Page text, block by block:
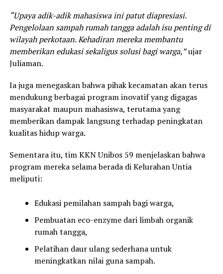
“Upaya adik-adik mahasiswa ini patut diapresiasi.
Pengelolaan sampah rumah tangga adalah isu penting di
wilayah perkotaan. Kehadiran mereka membantu
memberikan edukasi sekaligus solusi bagi warga,”ujar
Juliaman.
Ia juga menegaskan bahwa pihak kecamatan akan terus
mendukung berbagai program inovatif yang digagas
masyarakat maupun mahasiswa, terutama yang
memberikan dampak langsung terhadap peningkatan
kualitas hidup warga.
Sementara itu, tim KKN Unibos 59 menjelaskan bahwa
program mereka selama berada di Kelurahan Untia
meliputi:
Edukasi pemilahan sampah bagi warga,
Pembuatan eco-enzyme dari limbah organik
rumah tangga,
Pelatihan daur ulang sederhana untuk
meningkatkan nilai guna sampah.